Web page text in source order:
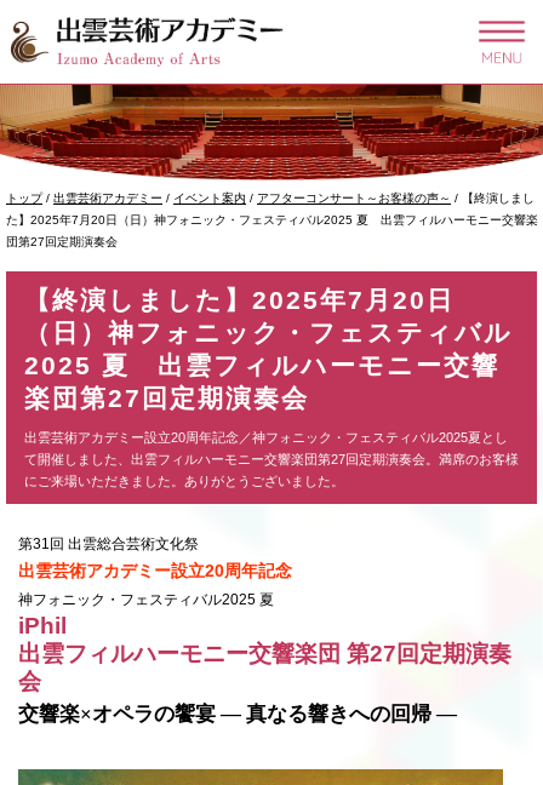
このページの本文へ
現
在
の
トップ/ 出雲芸術アカデミー / イベント案内 / アフターコンサート～お客様の声～ /
【終演しまし
た】2025年7月20日（日）神フォニック・フェスティバル2025 夏 出雲フィルハーモニー交響楽
団第27回定期演奏会
【終演しました】2025年7月20日
（日）神フォニック・フェスティバル
2025 夏 出雲フィルハーモニー交響
楽団第27回定期演奏会
出雲芸術アカデミー設立20周年記念／神フォニック・フェスティバル2025夏とし
て開催しました、出雲フィルハーモニー交響楽団第27回定期演奏会。満席のお客様
にご来場いただきました。ありがとうございました。
第31回 出雲総合芸術文化祭
出雲芸術アカデミー設立20周年記念
神フォニック・フェスティバル2025 夏
iPhil
出雲フィルハーモニー交響楽団 第27回定期演奏
会
交響楽×オペラの饗宴 ― 真なる響きへの回帰 ―